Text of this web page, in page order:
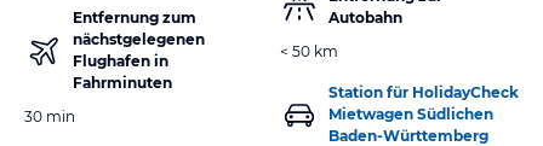
Entfernung zum
nächstgelegenen
Flughafen in
Fahrminuten
30 min
Autobahn
< 50 km
Station für HolidayCheck
Mietwagen Südlichen
Baden-Württemberg